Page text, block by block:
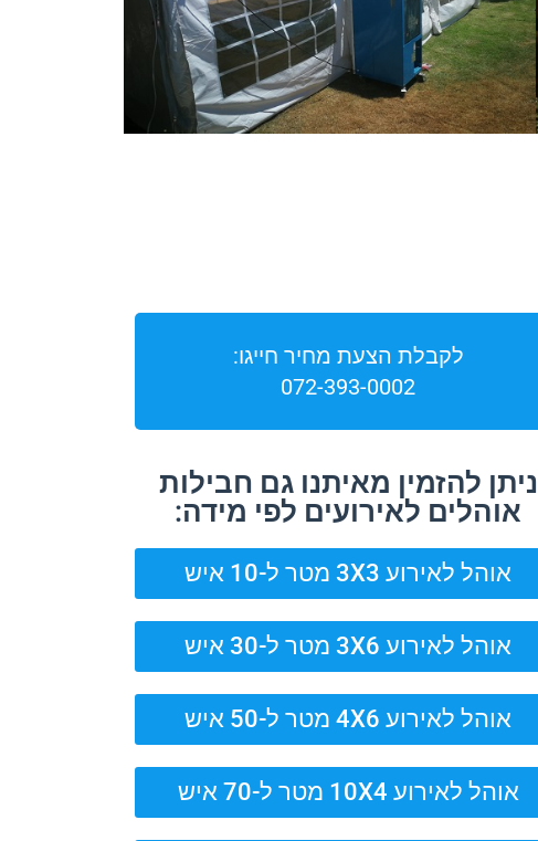
לקבלת הצעת מחיר חייגו:
072-393-0002
ניתן להזמין מאיתנו גם חבילות
אוהלים לאירועים לפי מידה:
אוהל לאירוע 3X3 מטר ל-10 איש
אוהל לאירוע 3X6 מטר ל-30 איש
אוהל לאירוע 4X6 מטר ל-50 איש
אוהל לאירוע 10X4 מטר ל-70 איש